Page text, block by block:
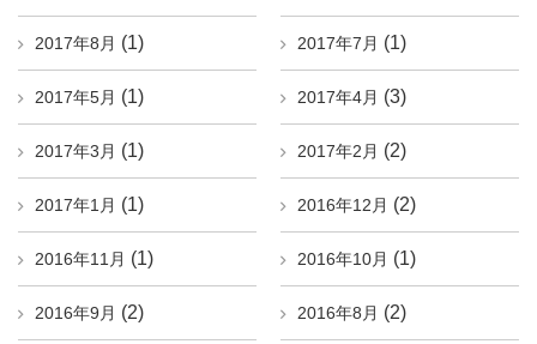
2017年8月 (1) 2017年7月 (1)
2017年5月 (1) 2017年4月 (3)
2017年3月 (1) 2017年2月 (2)
2017年1月 (1) 2016年12月 (2)
2016年11月 (1) 2016年10月 (1)
2016年9月 (2) 2016年8月 (2)